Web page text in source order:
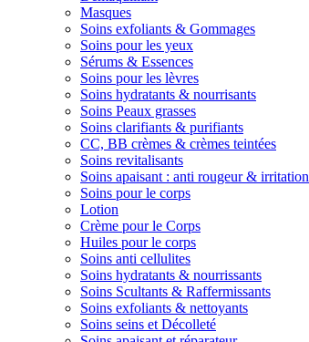
Masques
Soins exfoliants & Gommages
Soins pour les yeux
Sérums & Essences
Soins pour les lèvres
Soins hydratants & nourrisants
Soins Peaux grasses
Soins clarifiants & purifiants
CC, BB crèmes & crèmes teintées
Soins revitalisants
Soins apaisant : anti rougeur & irritation
Soins pour le corps
Lotion
Crème pour le Corps
Huiles pour le corps
Soins anti cellulites
Soins hydratants & nourrissants
Soins Scultants & Raffermissants
Soins exfoliants & nettoyants
Soins seins et Décolleté